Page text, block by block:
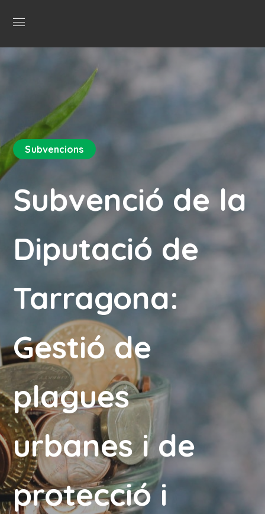
Subvencions
Subvenció de la
Diputació de
Tarragona:
Gestió de
plagues
urbanes i de
protecció i